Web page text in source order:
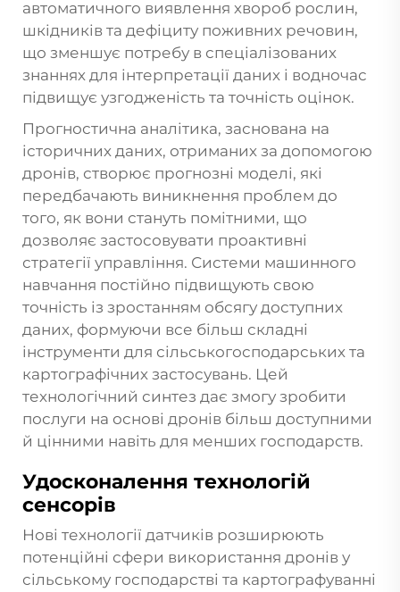
автоматичного виявлення хвороб рослин,
шкідників та дефіциту поживних речовин,
що зменшує потребу в спеціалізованих
знаннях для інтерпретації даних і водночас
підвищує узгодженість та точність оцінок.
Прогностична аналітика, заснована на
історичних даних, отриманих за допомогою
дронів, створює прогнозні моделі, які
передбачають виникнення проблем до
того, як вони стануть помітними, що
дозволяє застосовувати проактивні
стратегії управління. Системи машинного
навчання постійно підвищують свою
точність із зростанням обсягу доступних
даних, формуючи все більш складні
інструменти для сільськогосподарських та
картографічних застосувань. Цей
технологічний синтез дає змогу зробити
послуги на основі дронів більш доступними
й цінними навіть для менших господарств.
Удосконалення технологій
сенсорів
Нові технології датчиків розширюють
потенційні сфери використання дронів у
сільському господарстві та картографуванні